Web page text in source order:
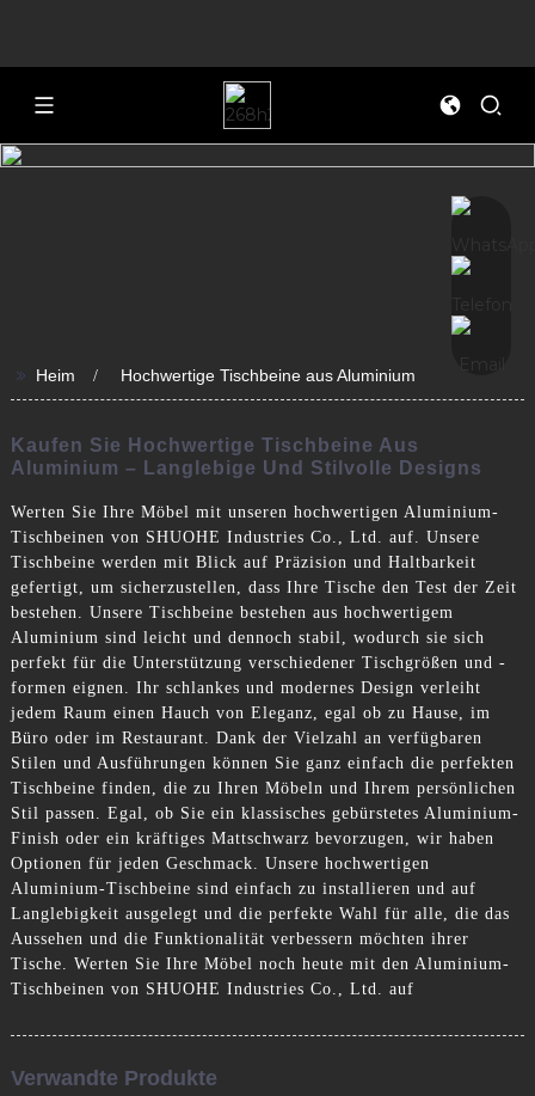
>> Heim Hochwertige Tischbeine aus Aluminium
Kaufen Sie Hochwertige Tischbeine Aus
Aluminium – Langlebige Und Stilvolle Designs
Werten Sie Ihre Möbel mit unseren hochwertigen Aluminium-
Tischbeinen von SHUOHE Industries Co., Ltd. auf. Unsere
Tischbeine werden mit Blick auf Präzision und Haltbarkeit
gefertigt, um sicherzustellen, dass Ihre Tische den Test der Zeit
bestehen. Unsere Tischbeine bestehen aus hochwertigem
Aluminium sind leicht und dennoch stabil, wodurch sie sich
perfekt für die Unterstützung verschiedener Tischgrößen und -
formen eignen. Ihr schlankes und modernes Design verleiht
jedem Raum einen Hauch von Eleganz, egal ob zu Hause, im
Büro oder im Restaurant. Dank der Vielzahl an verfügbaren
Stilen und Ausführungen können Sie ganz einfach die perfekten
Tischbeine finden, die zu Ihren Möbeln und Ihrem persönlichen
Stil passen. Egal, ob Sie ein klassisches gebürstetes Aluminium-
Finish oder ein kräftiges Mattschwarz bevorzugen, wir haben
Optionen für jeden Geschmack. Unsere hochwertigen
Aluminium-Tischbeine sind einfach zu installieren und auf
Langlebigkeit ausgelegt und die perfekte Wahl für alle, die das
Aussehen und die Funktionalität verbessern möchten ihrer
Tische. Werten Sie Ihre Möbel noch heute mit den Aluminium-
Tischbeinen von SHUOHE Industries Co., Ltd. auf
Verwandte Produkte